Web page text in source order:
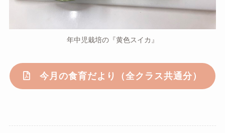
年中児栽培の『黄色スイカ』
今月の食育だより（全クラス共通分）